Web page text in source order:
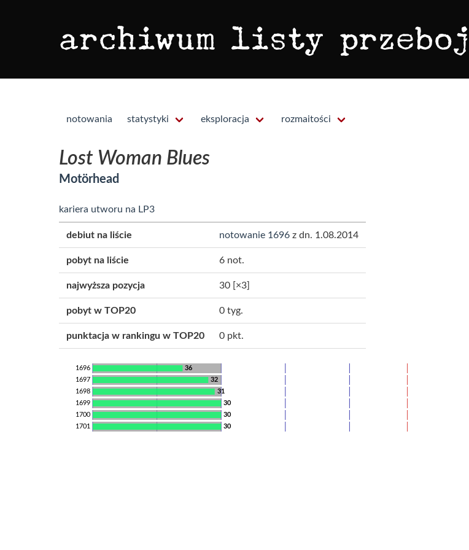
notowania statystyki eksploracja rozmaitości
Lost Woman Blues
Motörhead
kariera utworu na LP3
debiut na liście notowanie 1696 z dn. 1.08.2014
pobyt na liście 6 not.
najwyższa pozycja 30 [×3]
pobyt w TOP20 0 tyg.
punktacja w rankingu w TOP20 0 pkt.
36
1696
32
1697
31
1698
30
1699
30
1700
30
1701